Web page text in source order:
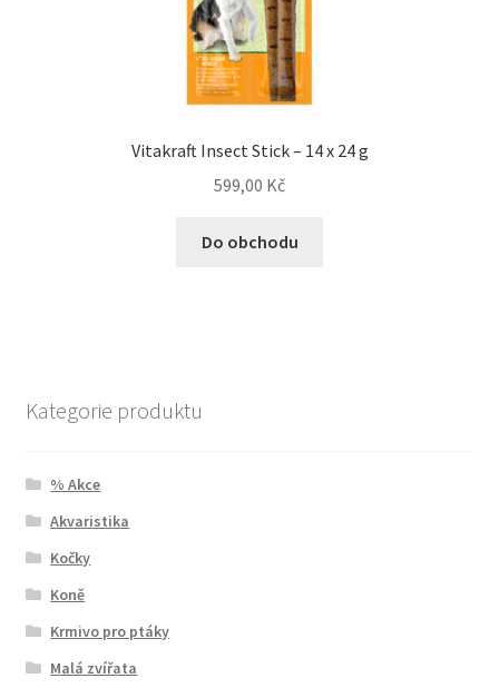
Vitakraft Insect Stick – 14 x 24 g
599,00 Kč
Do obchodu
Kategorie produktu
% Akce
Akvaristika
Kočky
Koně
Krmivo pro ptáky
Malá zvířata